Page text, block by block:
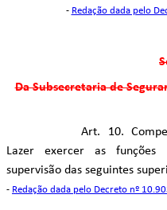
- Redação dada pelo
Da Subsecretaria de
Art. 10.
Lazer exercer as funções
supervisão das seguintes
- Redação dada pelo Decreto nº